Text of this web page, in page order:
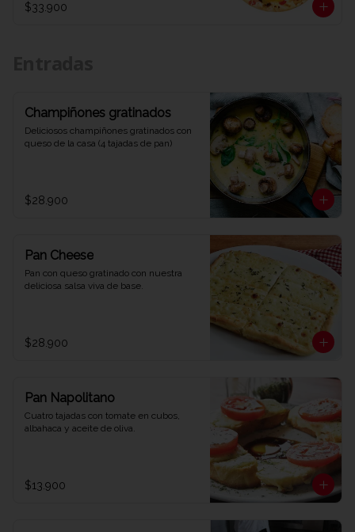
$33.900
Champiñones gratinados
Deliciosos champiñones gratinados con
queso de la casa (4 tajadas de pan)
$28.900
Pan Cheese
Pan con queso gratinado con nuestra
deliciosa salsa viva de base.
$28.900
Pan Napolitano
Cuatro tajadas con tomate en cubos,
albahaca y aceite de oliva.
$13.900